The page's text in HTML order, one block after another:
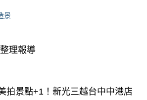
景
理報導
拍景點+1！新光三越台中中港店